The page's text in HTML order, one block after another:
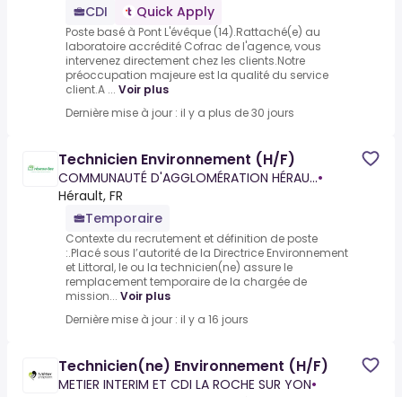
CDI
Quick Apply
Poste basé à Pont L'évêque (14).Rattaché(e) au
laboratoire accrédité Cofrac de l'agence, vous
intervenez directement chez les clients.Notre
préoccupation majeure est la qualité du service
client.A ... Voir plus
Dernière mise à jour : il y a plus de 30 jours
Technicien Environnement (H/F)
COMMUNAUTÉ D'AGGLOMÉRATION HÉRAU...•
Hérault, FR
Temporaire
Contexte du recrutement et définition de poste
:.Placé sous l’autorité de la Directrice Environnement
et Littoral, le ou la technicien(ne) assure le
remplacement temporaire de la chargée de
mission... Voir plus
Dernière mise à jour : il y a 16 jours
Technicien(ne) Environnement (H/F)
METIER INTERIM ET CDI LA ROCHE SUR YON•